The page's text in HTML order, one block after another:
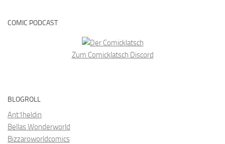
COMIC PODCAST
Zum Comicklatsch Discord
BLOGROLL
Ant1heldin
Bellas Wonderworld
Bizzaroworldcomics